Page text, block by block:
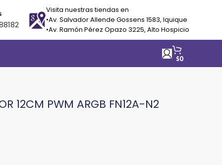
Visita nuestras tiendas en
•Av. Salvador Allende Gossens 1583, Iquique
•Av. Ramón Pérez Opazo 3225, Alto Hospicio
$0
12CM PWM ARGB FN12A-N2